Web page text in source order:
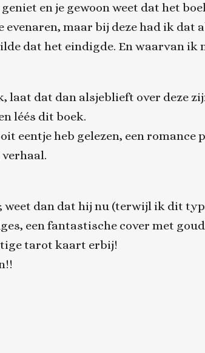
en je gewoon weet dat het
maar bij deze had ik dat
dat het eindigde. En waarvan ik
laat dat dan alsjeblieft over deze
léés dit boek.
eentje heb gelezen, een romance
dan dat hij nu (terwijl ik dit
een fantastische cover met
tarot kaart erbij!